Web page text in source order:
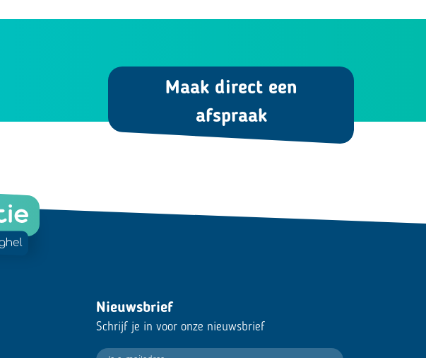
Maak direct een
afspraak
Nieuwsbrief
Schrijf je in voor onze nieuwsbrief